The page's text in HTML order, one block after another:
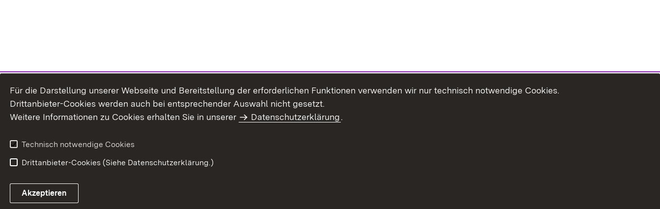
Für die Darstellung unserer Webseite und Bereitstellung der erforderlichen Funktionen verwenden wir nur technisch notwendige Cookies.
Drittanbieter-Cookies werden auch bei entsprechender Auswahl nicht gesetzt.
Weitere Informationen zu Cookies erhalten Sie in unserer
Datenschutzerklärung.
Technisch notwendige Cookies
Drittanbieter-Cookies (Siehe Datenschutzerklärung.)
Akzeptieren